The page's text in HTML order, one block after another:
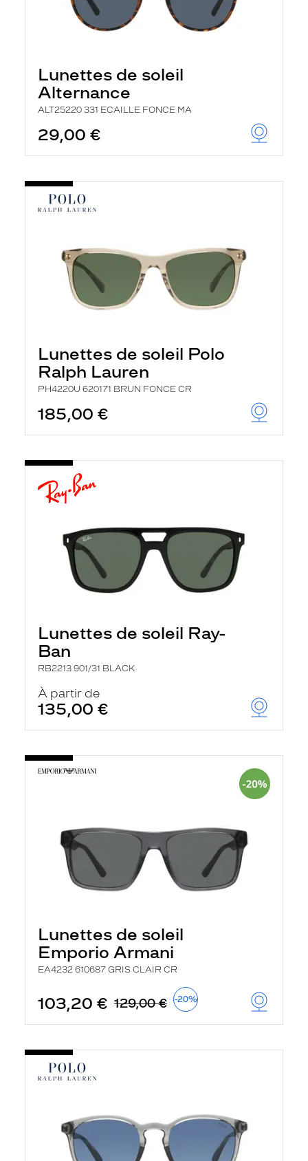
Lunettes de soleil
Alternance
ALT25220 331 ECAILLE FONCE MA
29,00 €
Lunettes de soleil Polo
Ralph Lauren
PH4220U 620171 BRUN FONCE CR
185,00 €
Lunettes de soleil Ray-
Ban
RB2213 901/31 BLACK
À partir de
135,00 €
Lunettes de soleil
Emporio Armani
EA4232 610687 GRIS CLAIR CR
103,20 € 129,00 € -20%